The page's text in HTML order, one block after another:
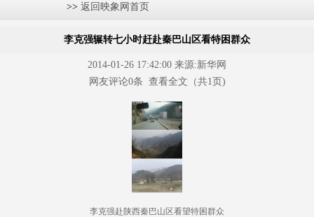
>> 返回映象网首页
李克强辗转七小时赶赴秦巴山区看特困群众
2014-01-26 17:42:00 来源:新华网
网友评论0条 查看全文 （共1页)
李克强赴陕西秦巴山区看望特困群众